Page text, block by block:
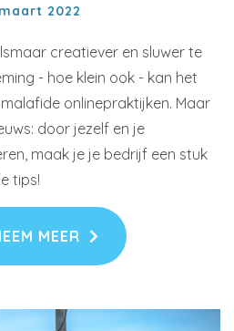
2022
creatiever en sluwer te
- hoe klein ook - kan het
onlinepraktijken. Maar
door jezelf en je
maak je je bedrijf een stuk
tips!
MEER